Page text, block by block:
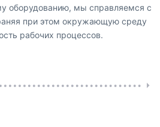
оборудованию, мы справляемся с
при этом окружающую среду
рабочих процессов.